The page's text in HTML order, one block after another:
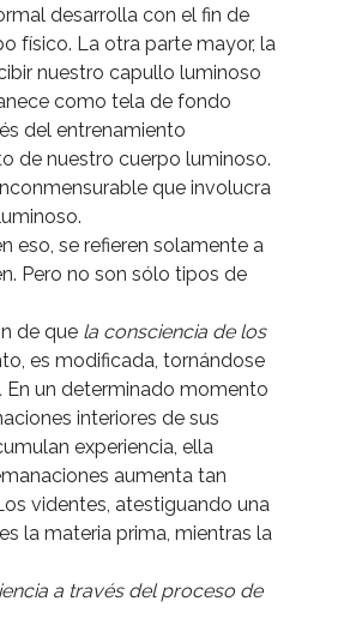
desarrolla con el fin de
físico. La otra parte mayor, la
nuestro capullo luminoso
como tela de fondo
del entrenamiento
de nuestro cuerpo luminoso.
que involucra
eso, se refieren solamente a
Pero no son sólo tipos de
de que la consciencia de los
es modificada, tornándose
En un determinado momento
interiores de sus
experiencia, ella
aumenta tan
videntes, atestiguando una
la materia prima, mientras la
a través del proceso de